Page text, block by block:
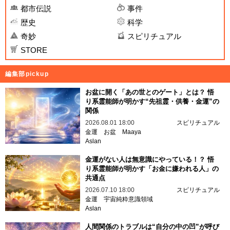
都市伝説
事件
歴史
科学
奇妙
スピリチュアル
STORE
編集部pickup
お盆に開く「あの世とのゲート」とは？ 悟
り系霊能師が明かす“先祖霊・供養・金運”の
関係
2026.08.01 18:00
スピリチュアル
金運
お盆
Maaya
Aslan
金運がない人は無意識にやっている！？ 悟
り系霊能師が明かす「お金に嫌われる人」の
共通点
2026.07.10 18:00
スピリチュアル
金運 宇宙純粋意識領域
Aslan
人間関係のトラブルは“自分の中の凹”が呼び